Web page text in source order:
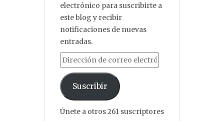
electrónico para suscribirte a
este blog y recibir
notificaciones de nuevas
entradas.
Dirección de correo electrónico
Suscribir
Únete a otros 261 suscriptores